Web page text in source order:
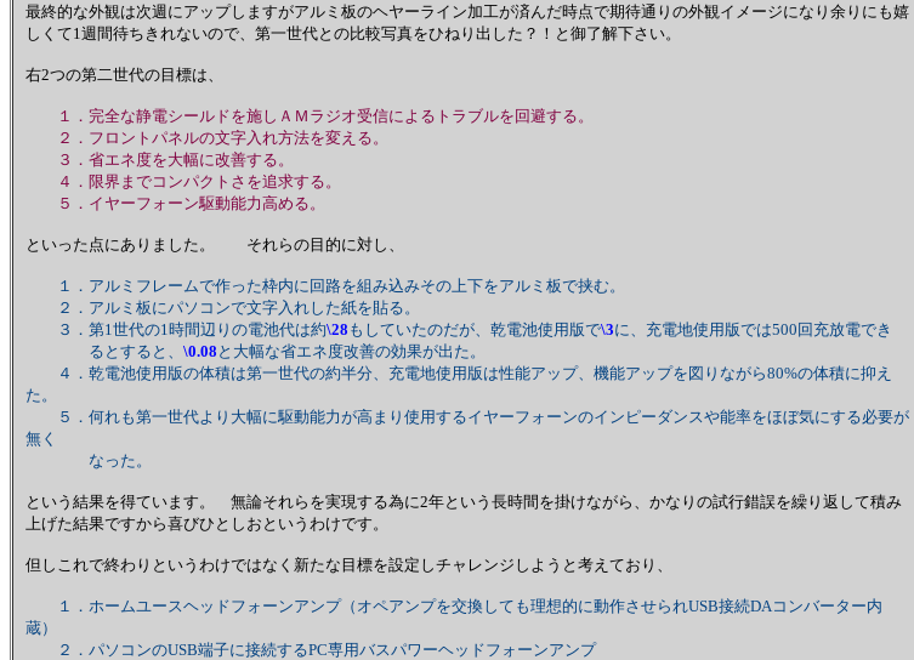
最終的な外観は次週にアップしますがアルミ板のヘヤーライン加工が済んだ時点で期待通りの外観イメージになり余りにも嬉
しくて1週間待ちきれないので、第一世代との比較写真をひねり出した？！と御了解下さい。
右2つの第二世代の目標は、
１．完全な静電シールドを施しＡＭラジオ受信によるトラブルを回避する。
２．フロントパネルの文字入れ方法を変える。
３．省エネ度を大幅に改善する。
４．限界までコンパクトさを追求する。
５．イヤーフォーン駆動能力高める。
といった点にありました。 それらの目的に対し、
１．アルミフレームで作った枠内に回路を組み込みその上下をアルミ板で挟む。
２．アルミ板にパソコンで文字入れした紙を貼る。
３．第1世代の1時間辺りの電池代は約\28 もしていたのだが、乾電池使用版で\3に、充電地使用版では500回充放電でき
るとすると、 \0.08 と大幅な省エネ度改善の効果が出た。
４．乾電池使用版の体積は第一世代の約半分、充電地使用版は性能アップ、機能アップを図りながら80%の体積に抑え
た。
５．何れも第一世代より大幅に駆動能力が高まり使用するイヤーフォーンのインピーダンスや能率をほぼ気にする必要が
無く
なった。
という結果を得ています。 無論それらを実現する為に2年という長時間を掛けながら、かなりの試行錯誤を繰り返して積み
上げた結果ですから喜びひとしおというわけです。
但しこれで終わりというわけではなく新たな目標を設定しチャレンジしようと考えており、
１．ホームユースヘッドフォーンアンプ（オペアンプを交換しても理想的に動作させられUSB接続DAコンバーター内
蔵）
２．パソコンのUSB端子に接続するPC専用バスパワーヘッドフォーンアンプ